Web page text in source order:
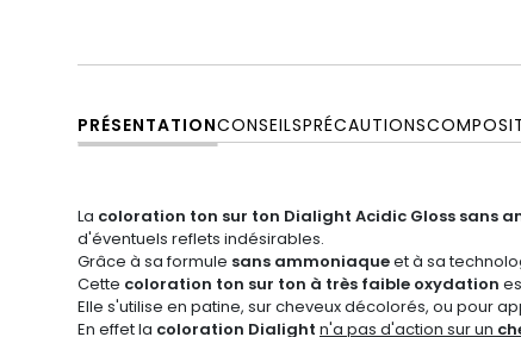
PRÉSENTATIONCONSEILSPRÉCAUTIONS
La coloration ton sur ton Dialight Acidic Gloss sans
d'éventuels reflets indésirables.
Grâce à sa formule sans ammoniaqueet à sa
Cette coloration ton sur ton à très faible oxydation
Elle s'utilise en patine, sur cheveux décolorés, ou pour
En effet la coloration Dialight n'a pas d'action sur un